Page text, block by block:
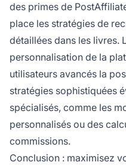
des primes de
place les stratégies de
détaillées dans les livres.
personnalisation de la
utilisateurs avancés la
stratégies sophistiquées
spécialisés, comme les
personnalisés ou des
commissions.
Conclusion : maximisez